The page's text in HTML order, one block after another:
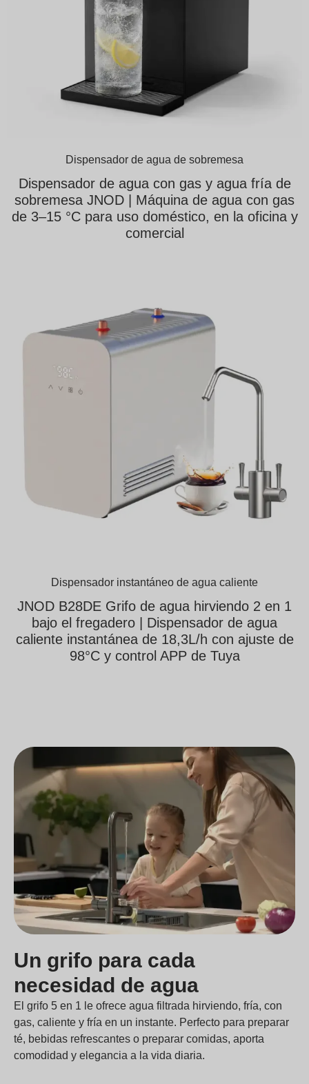
Dispensador de agua de sobremesa
Dispensador de agua con gas y agua fría de
sobremesa JNOD | Máquina de agua con gas
de 3–15 °C para uso doméstico, en la oficina y
comercial
Dispensador instantáneo de agua caliente
JNOD B28DE Grifo de agua hirviendo 2 en 1
bajo el fregadero | Dispensador de agua
caliente instantánea de 18,3L/h con ajuste de
98°C y control APP de Tuya
Un grifo para cada
necesidad de agua
El grifo 5 en 1 le ofrece agua filtrada hirviendo, fría, con
gas, caliente y fría en un instante. Perfecto para preparar
té, bebidas refrescantes o preparar comidas, aporta
comodidad y elegancia a la vida diaria.